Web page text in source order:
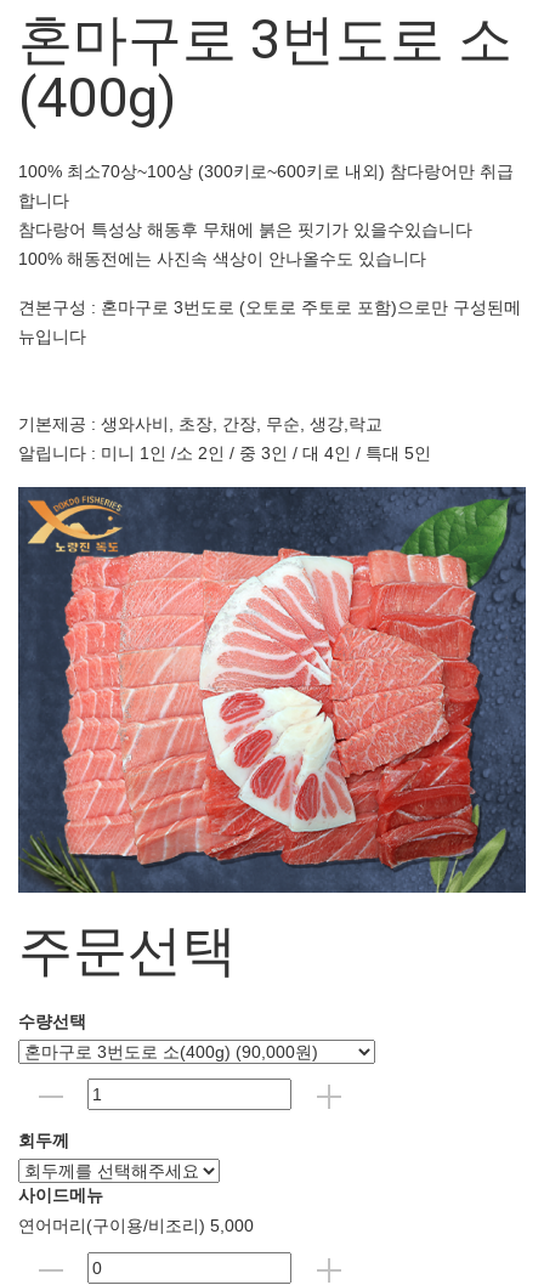
혼마구로 3번도로 소
(400g)
100% 최소70상~100상 (300키로~600키로 내외) 참다랑어만 취급
합니다
참다랑어 특성상 해동후 무채에 붉은 핏기가 있을수있습니다
100% 해동전에는 사진속 색상이 안나올수도 있습니다
견본구성 : 혼마구로 3번도로 (오토로 주토로 포함)으로만 구성된메
뉴입니다
기본제공 : 생와사비, 초장, 간장, 무순, 생강,락교
알립니다 : 미니 1인 /소 2인 / 중 3인 / 대 4인 / 특대 5인
주문선택
수량선택
회두께
사이드메뉴
연어머리(구이용/비조리) 5,000